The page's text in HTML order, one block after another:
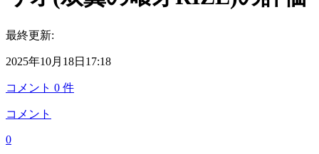
最終更新:
2025年10月18日17:18
コメント 0 件
コメント
0